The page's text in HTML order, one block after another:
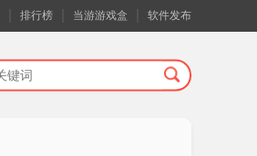
排行榜 当游游戏盒 软件发布